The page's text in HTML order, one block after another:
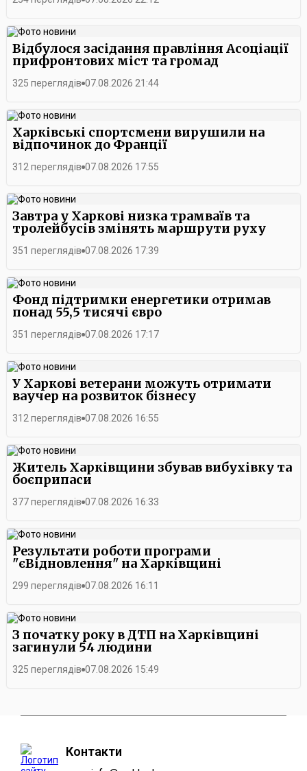
Відбулося засідання правління Асоціації
прифронтових міст та громад
325 переглядів 07.08.2026 21:44
Харківські спортсмени вирушили на
відпочинок до Франції
312 переглядів 07.08.2026 17:55
Завтра у Харкові низка трамваїв та
тролейбусів змінять маршрути руху
351 переглядів 07.08.2026 17:39
Фонд підтримки енергетики отримав
понад 55,5 тисячі євро
351 переглядів 07.08.2026 17:17
У Харкові ветерани можуть отримати
ваучер на розвиток бізнесу
312 переглядів 07.08.2026 16:55
Житель Харківщини збував вибухівку та
боєприпаси
377 переглядів 07.08.2026 16:33
Результати роботи програми
"єВідновлення" на Харківщині
299 переглядів 07.08.2026 16:11
З початку року в ДТП на Харківщині
загинули 54 людини
325 переглядів 07.08.2026 15:49
Контакти